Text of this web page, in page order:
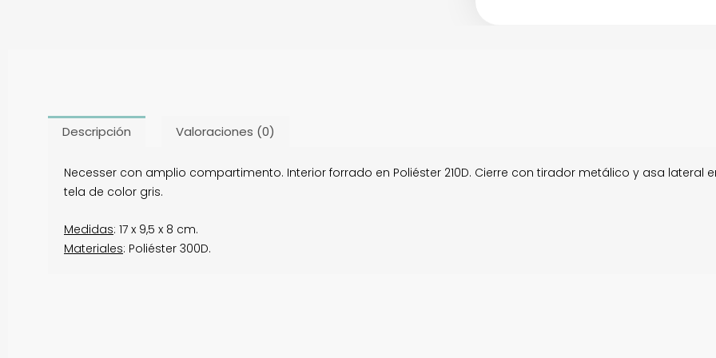
Descripción Valoraciones (0)
Necesser con amplio compartimento. Interior forrado en Poliéster 210D. Cierre con tirador metálico y asa lateral
tela de color gris.
Medidas: 17 x 9,5 x 8 cm.
Materiales: Poliéster 300D.